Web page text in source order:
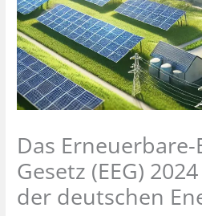
Das
Gesetz (EEG)
der deutschen